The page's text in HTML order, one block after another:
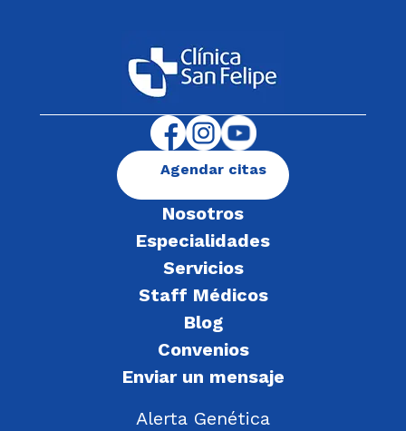
Nosotros
Especialidades
Servicios
Staff Médicos
Blog
Convenios
Enviar un mensaje
Alerta Genética
Agendar citas